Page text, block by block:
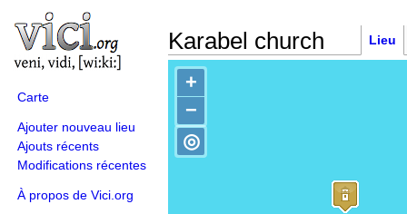
Carte
Ajouter nouveau lieu
Ajouts récents
Modifications récentes
À propos de Vici.org
Karabel church Lieu
+
−
◎